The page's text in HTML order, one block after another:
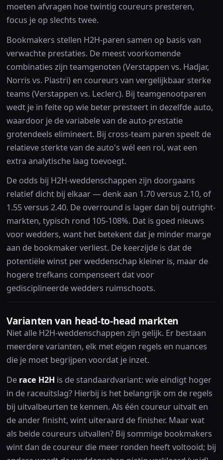
moeten afvragen hoe twintig coureurs presteren,
focus je op slechts twee.
Bookmakers stellen H2H-paren samen op basis van
verwachte prestaties. De meest voorkomende
combinaties zijn teamgenoten (Verstappen vs. Hadjar,
Norris vs. Piastri) en coureurs van vergelijkbaar sterke
teams (Verstappen vs. Leclerc). Bij teamgenootparen
wedt je in feite op wie beter presteert in dezelfde auto,
waardoor je de variabele van de auto-prestatie
grotendeels elimineert. Bij cross-team paren speelt de
relatieve sterkte van de auto's wél een rol, wat een
extra analytische laag toevoegt.
De odds bij H2H-weddenschappen zijn doorgaans
relatief dicht bij elkaar — denk aan 1.70 versus 2.10, of
1.55 versus 2.40. De overround is lager dan bij outright-
markten, typisch rond 105-108%. Dat is goed nieuws
voor wedders, want het betekent dat je minder marge
aan de bookmaker verliest. De keerzijde is dat de
potentiële winst per weddenschap kleiner is, maar de
hogere trefkans compenseert dat voor
gedisciplineerde wedders ruimschoots.
Varianten van head-to-head markten
Niet alle H2H-weddenschappen zijn gelijk. Er bestaan
meerdere varianten, elk met eigen regels en nuances
die je moet begrijpen voordat je inzet.
De race H2H is de standaardvariant: wie eindigt hoger
in de raceuitslag? Hierbij is het belangrijk om de regels
bij uitvalbeurten te kennen. Als één coureur uitvalt en
de ander finisht, wint uiteraard de finisher. Maar wat
als beide coureurs uitvallen? Bij sommige bookmakers
wint dan de coureur die meer ronden heeft voltooid; bij